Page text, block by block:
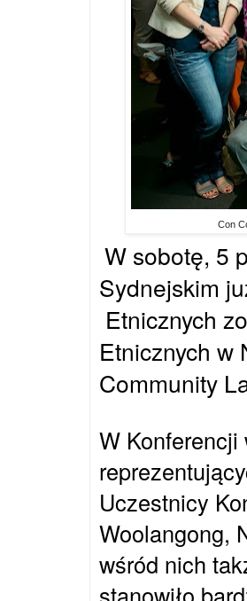
Con
W sobotę, 5
Sydnejskim
Etnicznych
Etnicznych w
Community
W Konferencji
Uczestnicy
Woolangong,
wśród nich